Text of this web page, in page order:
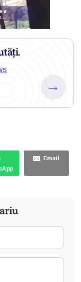
→
Email